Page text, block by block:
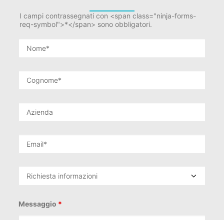
I campi contrassegnati con <span class="ninja-forms-
req-symbol">*</span> sono obbligatori.
Messaggio *